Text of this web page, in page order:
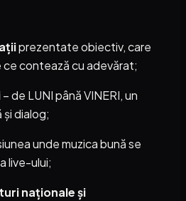
prezentate obiectiv, care
contează cu adevărat;
– de LUNI până VINERI, un
și dialog;
unde muzica bună se
live-ului;
naționale și